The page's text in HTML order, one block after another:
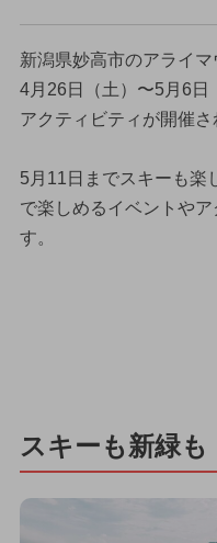
新潟県妙高市のアライ
4月26日（土）〜5月6日
アクティビティが開催さ
5月11日までスキーも楽
で楽しめるイベントや
す。
スキーも新緑